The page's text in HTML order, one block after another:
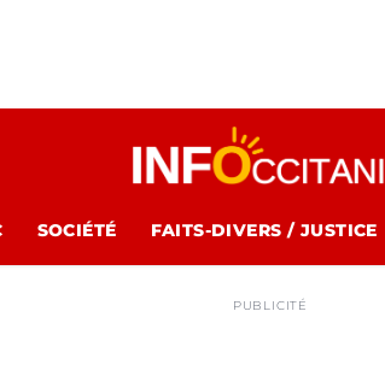
SOCIÉTÉ FAITS-DIVERS / JUSTICE
PUBLICITÉ